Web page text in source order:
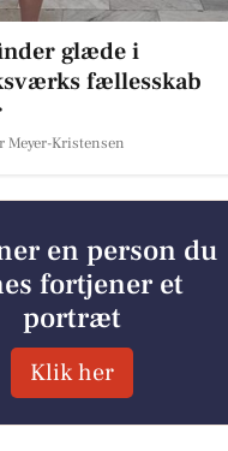
glæde i
fællesskab
Meyer-Kristensen
en person du
fortjener et
portræt
Klik her